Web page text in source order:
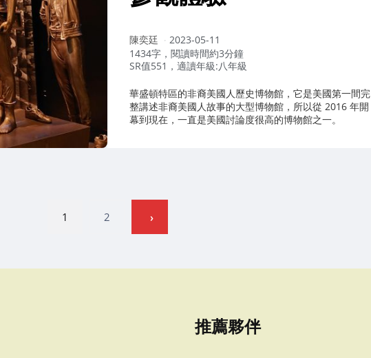
作
者：
陳奕廷
2023-05-11
1434字，閱讀時間約3分鐘
SR值551，適讀年級:八年級
華盛頓特區的非裔美國人歷史博物館，它是美國第一間完
整講述非裔美國人故事的大型博物館，所以從 2016 年開
幕到現在，一直是美國討論度很高的博物館之一。
1 2
推薦夥伴